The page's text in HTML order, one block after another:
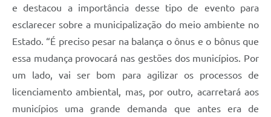
e destacou a importância desse tipo de evento para
esclarecer sobre a municipalização do meio ambiente no
Estado. “É preciso pesar na balança o ônus e o bônus que
essa mudança provocará nas gestões dos municípios. Por
um lado, vai ser bom para agilizar os processos de
licenciamento ambiental, mas, por outro, acarretará aos
municípios uma grande demanda que antes era de